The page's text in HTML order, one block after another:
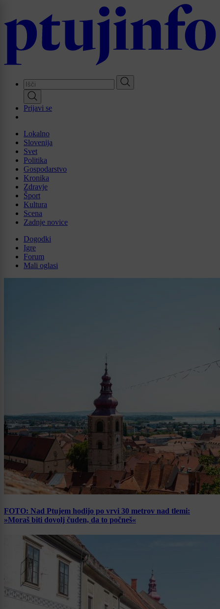
main
Prijavi se
Lokalno
Slovenija
Svet
Politika
Gospodarstvo
Kronika
Zdravje
Šport
Kultura
Scena
Zadnje novice
Dogodki
Igre
Forum
Mali oglasi
FOTO: Nad Ptujem hodijo po vrvi 30 metrov nad tlemi:
»Moraš biti dovolj čuden, da to počneš«